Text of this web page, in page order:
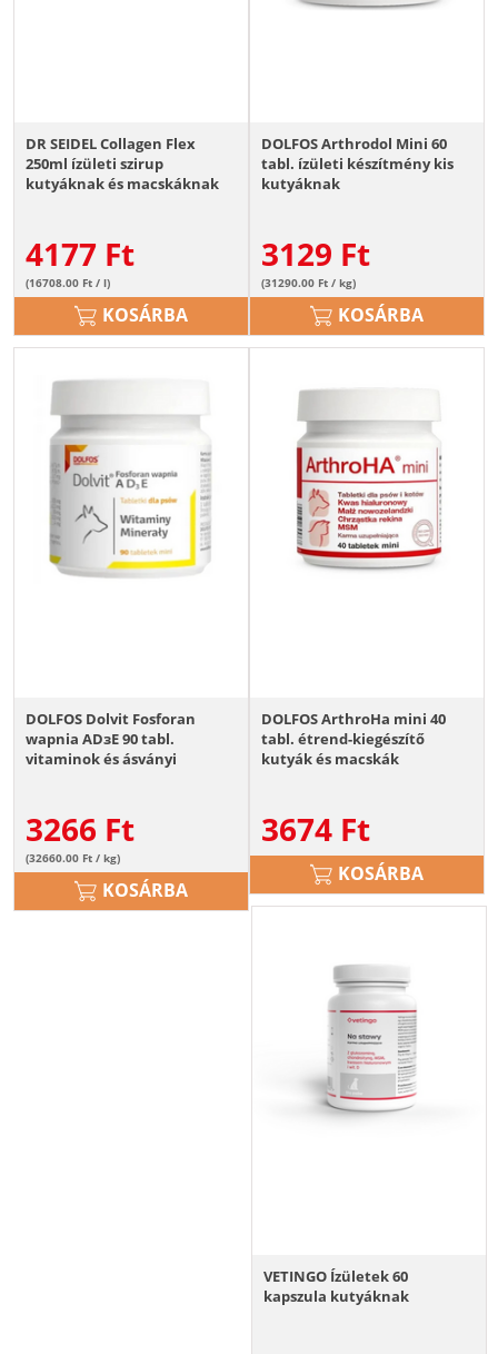
DR SEIDEL Collagen Flex
250ml ízületi szirup
kutyáknak és macskáknak
4177 Ft
(16708.00 Ft / l)
KOSÁRBA
DOLFOS Arthrodol Mini 60
tabl. ízületi készítmény kis
kutyáknak
3129 Ft
(31290.00 Ft / kg)
KOSÁRBA
DOLFOS Dolvit Fosforan
wapnia ADзE 90 tabl.
vitaminok és ásványi
3266 Ft
(32660.00 Ft / kg)
KOSÁRBA
DOLFOS ArthroHa mini 40
tabl. étrend-kiegészítő
kutyák és macskák
3674 Ft
KOSÁRBA
VETINGO Ízületek 60
kapszula kutyáknak